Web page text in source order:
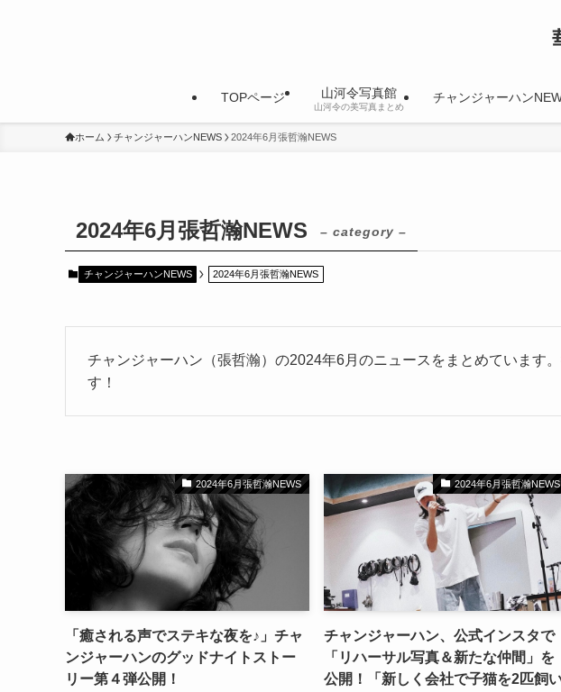
TOPページ 山河令写真館
山河令の美写真まとめ
チャンジャーハン
ホーム チャンジャーハンNEWS 2024年6月張哲瀚NEWS
2024年6月張哲瀚NEWS – category –
チャンジャーハンNEWS 2024年6月張哲瀚NEWS
チャンジャーハン（張哲瀚）の2024年6月のニュースをまとめています
す！
2024年6月張哲瀚NEWS
「癒される声でステキな夜を♪」チャ
ンジャーハンのグッドナイトストー
リー第４弾公開！
2024年6月張哲瀚NEWS
チャンジャーハン、公式インスタで
「リハーサル写真＆新たな仲間」を
公開！「新しく会社で子猫を2匹飼